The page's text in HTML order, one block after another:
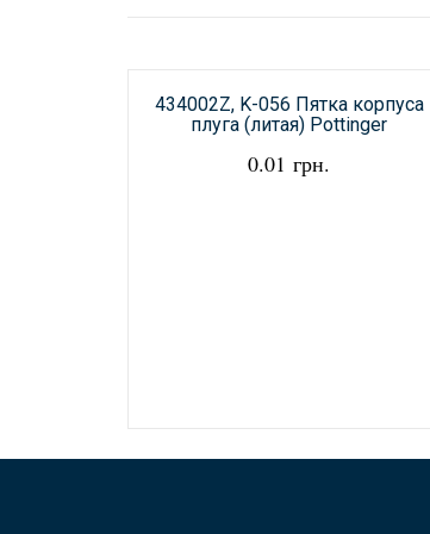
434002Z, K-056 Пятка корпуса
плуга (литая) Pottinger
0.01 грн.